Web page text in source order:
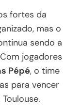
fortes da
mas o
sendo a
jogadores
Pépé, o time
para vencer